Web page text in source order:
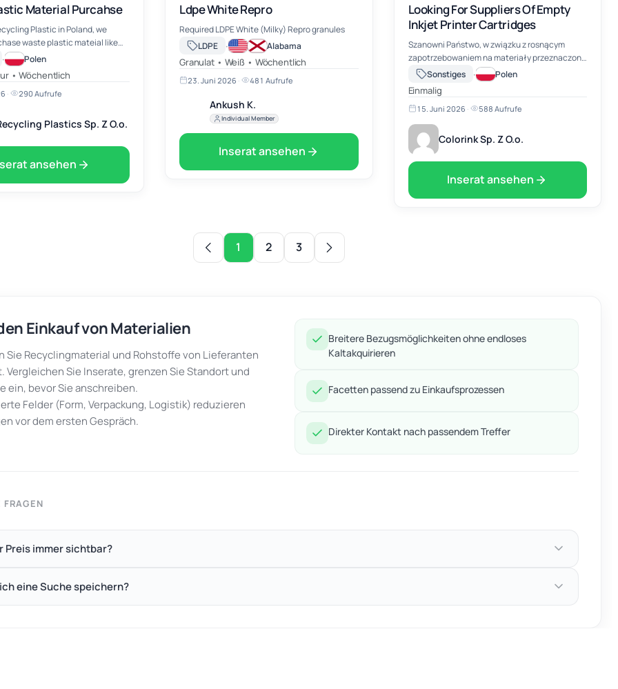
Material Purcahse
Plastic in Poland, we
waste plastic mateial like
contact with me,
147 4346 7646…
· Polen
• Wöchentlich
· 290 Aufrufe
Plastics Sp. Z O.o.
ansehen
Ldpe White Repro
Required LDPE White (Milky) Repro granules
LDPE
· Alabama
Granulat • Weiß • Wöchentlich
23. Juni 2026 · 481 Aufrufe
Ankush K.
Individual Member
Inserat ansehen
Looking For Suppliers Of Empty
Inkjet Printer Cartridges
Szanowni Państwo, w związku z rosnącym
zapotrzebowaniem na materiały przeznaczone
do regeneracji, przygotowaliśmy dla Państwa
specjalną ofertę skupu pustych kartridży do
Sonstiges · Polen
Einmalig
15. Juni 2026 · 588 Aufrufe
Colorink Sp. Z O.o.
Inserat ansehen
1 2 3
Einkauf von Materialien
Sie Recyclingmaterial und Rohstoffe von Lieferanten
Vergleichen Sie Inserate, grenzen Sie Standort und
ein, bevor Sie anschreiben.
Felder (Form, Verpackung, Logistik) reduzieren
vor dem ersten Gespräch.
Breitere Bezugsmöglichkeiten ohne endloses
Kaltakquirieren
Facetten passend zu Einkaufsprozessen
Direkter Kontakt nach passendem Treffer
FRAGEN
Preis immer sichtbar?
eine Suche speichern?